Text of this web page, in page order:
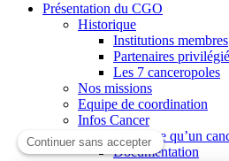
Présentation du CGO
Historique
Institutions membres
Partenaires
Les 7 canceropoles
Nos missions
Equipe de coordination
Infos Cancer
Qu’est ce qu’un
Documentation